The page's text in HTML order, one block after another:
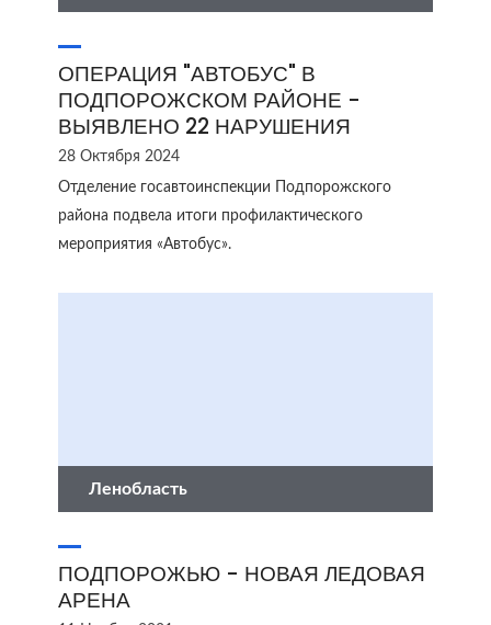
ОПЕРАЦИЯ "АВТОБУС" В
ПОДПОРОЖСКОМ РАЙОНЕ -
ВЫЯВЛЕНО 22 НАРУШЕНИЯ
28 Октября 2024
Отделение госавтоинспекции Подпорожского
района подвела итоги профилактического
мероприятия «Автобус».
Ленобласть
ПОДПОРОЖЬЮ - НОВАЯ ЛЕДОВАЯ
АРЕНА